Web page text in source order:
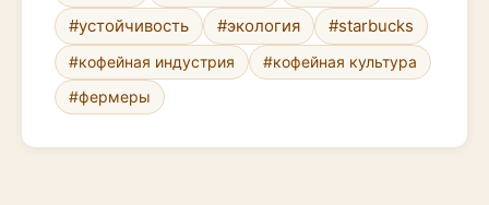
#устойчивость
#экология #starbucks
#кофейная индустрия
#кофейная культура
#фермеры